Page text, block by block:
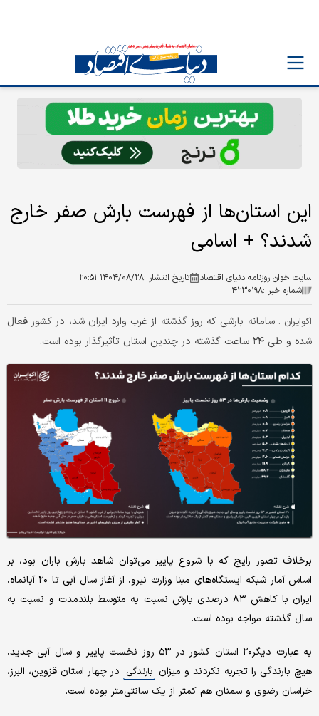
این استان‌ها از فهرست بارش صفر خارج
شدند؟ + اسامی
سایت خوان روزنامه دنیای اقتصاد تاریخ انتشار :۱۴۰۴/۰۸/۲۸ ۲۰:۵۱
شماره خبر :۴۲۳۰۱۹۸
اکوایران :سامانه بارشی که روز گذشته از غرب وارد ایران شد، در کشور فعال
شده و طی ۲۴ ساعت گذشته در چندین استان تأثیرگذار بوده است.
برخلاف تصور رایج که با شروع پاییز می‌توان شاهد بارش باران بود،‌ بر
اساس آمار شبکه ایستگاه‌های مبنا وزارت نیرو، از آغاز سال آبی تا ۲۰ آبان‎ماه،
ایران با کاهش ۸۳ درصدی بارش نسبت به متوسط بلندمدت و نسبت به
سال گذشته مواجه بوده است.
به عبارت دیگر۲۰ استان کشور در ۵۳ روز نخست پاییز و سال آبی جدید،
هیچ بارندگی را تجربه نکردند و میزان بارندگی در چهار استان قزوین، البرز،
خراسان رضوی و سمنان هم کمتر از یک سانتی‌متر بوده است.